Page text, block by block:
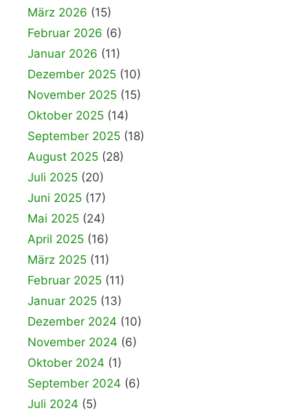
März 2026 (15)
Februar 2026 (6)
Januar 2026 (11)
Dezember 2025 (10)
November 2025 (15)
Oktober 2025 (14)
September 2025 (18)
August 2025 (28)
Juli 2025 (20)
Juni 2025 (17)
Mai 2025 (24)
April 2025 (16)
März 2025 (11)
Februar 2025 (11)
Januar 2025 (13)
Dezember 2024 (10)
November 2024 (6)
Oktober 2024 (1)
September 2024 (6)
Juli 2024 (5)